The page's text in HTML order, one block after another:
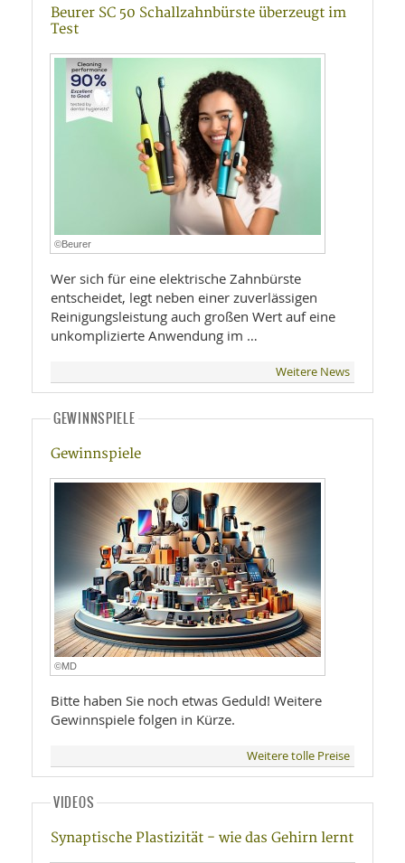
Beurer SC 50 Schallzahnbürste überzeugt im
Test
©Beurer
Wer sich für eine elektrische Zahnbürste
entscheidet, legt neben einer zuverlässigen
Reinigungsleistung auch großen Wert auf eine
unkomplizierte Anwendung im …
Weitere News
GEWINNSPIELE
Gewinnspiele
©MD
Bitte haben Sie noch etwas Geduld! Weitere
Gewinnspiele folgen in Kürze.
Weitere tolle Preise
VIDEOS
Synaptische Plastizität - wie das Gehirn lernt